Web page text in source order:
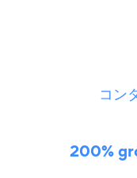
コン
200%